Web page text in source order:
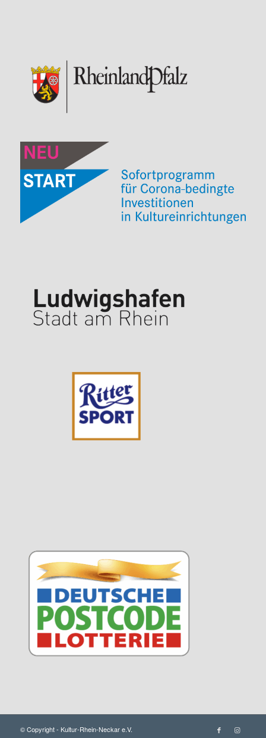
© Copyright - Kultur-Rhein-Neckar e.V.